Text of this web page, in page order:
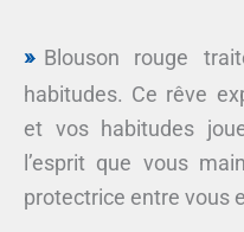
Blouson rouge
habitudes. Ce rêve
et vos habitudes
l’esprit que vous
protectrice entre vous